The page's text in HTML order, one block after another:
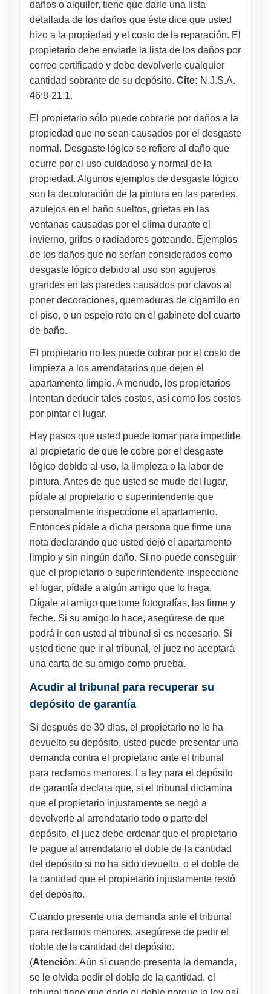
daños o alquiler, tiene que darle una lista
detallada de los daños que éste dice que usted
hizo a la propiedad y el costo de la reparación. El
propietario debe enviarle la lista de los daños por
correo certificado y debe devolverle cualquier
cantidad sobrante de su depósito. Cite: N.J.S.A.
46:8-21.1.
El propietario sólo puede cobrarle por daños a la
propiedad que no sean causados por el desgaste
normal. Desgaste lógico se refiere al daño que
ocurre por el uso cuidadoso y normal de la
propiedad. Algunos ejemplos de desgaste lógico
son la decoloración de la pintura en las paredes,
azulejos en el baño sueltos, grietas en las
ventanas causadas por el clima durante el
invierno, grifos o radiadores goteando. Ejemplos
de los daños que no serían considerados como
desgaste lógico debido al uso son agujeros
grandes en las paredes causados por clavos al
poner decoraciones, quemaduras de cigarrillo en
el piso, o un espejo roto en el gabinete del cuarto
de baño.
El propietario no les puede cobrar por el costo de
limpieza a los arrendatarios que dejen el
apartamento limpio. A menudo, los propietarios
intentan deducir tales costos, así como los costos
por pintar el lugar.
Hay pasos que usted puede tomar para impedirle
al propietario de que le cobre por el desgaste
lógico debido al uso, la limpieza o la labor de
pintura. Antes de que usted se mude del lugar,
pídale al propietario o superintendente que
personalmente inspeccione el apartamento.
Entonces pídale a dicha persona que firme una
nota declarando que usted dejó el apartamento
limpio y sin ningún daño. Si no puede conseguir
que el propietario o superintendente inspeccione
el lugar, pídale a algún amigo que lo haga.
Dígale al amigo que tome fotografías, las firme y
feche. Si su amigo lo hace, asegúrese de que
podrá ir con usted al tribunal si es necesario. Si
usted tiene que ir al tribunal, el juez no aceptará
una carta de su amigo como prueba.
Acudir al tribunal para recuperar su
depósito de garantía
Si después de 30 días, el propietario no le ha
devuelto su depósito, usted puede presentar una
demanda contra el propietario ante el tribunal
para reclamos menores. La ley para el depósito
de garantía declara que, si el tribunal dictamina
que el propietario injustamente se negó a
devolverle al arrendatario todo o parte del
depósito, el juez debe ordenar que el propietario
le pague al arrendatario el doble de la cantidad
del depósito si no ha sido devuelto, o el doble de
la cantidad que el propietario injustamente restó
del depósito.
Cuando presente una demanda ante el tribunal
para reclamos menores, asegúrese de pedir el
doble de la cantidad del depósito.
(Atención: Aún si cuando presenta la demanda,
se le olvida pedir el doble de la cantidad, el